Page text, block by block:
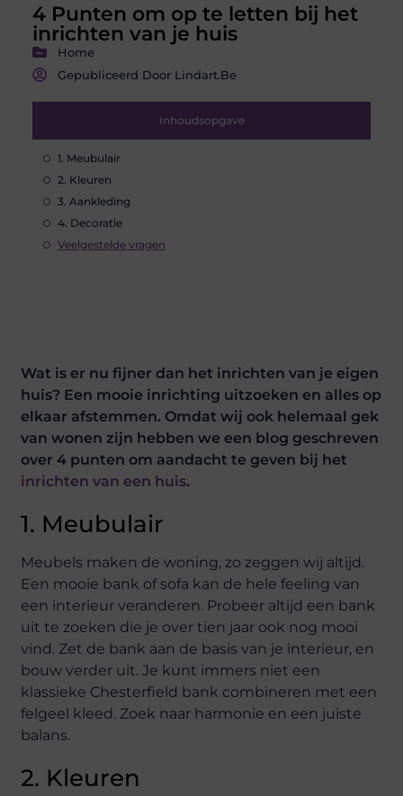
4 Punten om op te letten bij het
inrichten van je huis
Home
Gepubliceerd Door Lindart.be
Inhoudsopgave
1. Meubulair
2. Kleuren
3. Aankleding
4. Decoratie
Veelgestelde vragen
Wat is er nu fijner dan het inrichten van je eigen
huis? Een mooie inrichting uitzoeken en alles op
elkaar afstemmen. Omdat wij ook helemaal gek
van wonen zijn hebben we een blog geschreven
over 4 punten om aandacht te geven bij het
inrichten van een huis.
1. Meubulair
Meubels maken de woning, zo zeggen wij altijd.
Een mooie bank of sofa kan de hele feeling van
een interieur veranderen. Probeer altijd een bank
uit te zoeken die je over tien jaar ook nog mooi
vind. Zet de bank aan de basis van je interieur, en
bouw verder uit. Je kunt immers niet een
klassieke Chesterfield bank combineren met een
felgeel kleed. Zoek naar harmonie en een juiste
balans.
2. Kleuren